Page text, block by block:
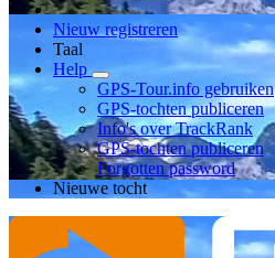
Nieuw registreren
Taal
Help
GPS-Tour.info gebruiken
GPS-tochten publiceren
Info's over TrackRank
GPS-tochten publiceren
Forgotten password
Nieuwe tocht